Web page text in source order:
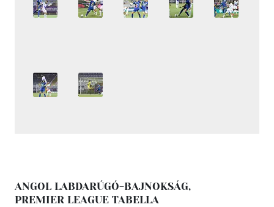
ANGOL LABDARÚGÓ-BAJNOKSÁG,
PREMIER LEAGUE TABELLA